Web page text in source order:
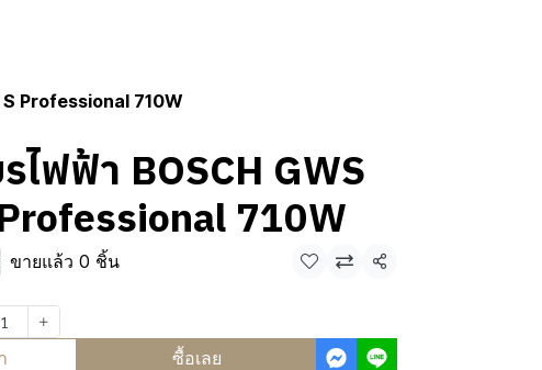
S Professional 710W
ไฟฟ้า BOSCH GWS
710W
ขายแล้ว 0 ชิ้น
แชร์
ซื้อเลย